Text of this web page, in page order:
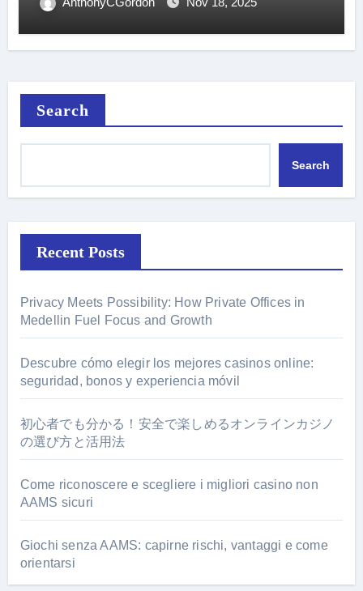
Search
Search
Recent Posts
Privacy Meets Possibility: How Private Offices in
Medellin Fuel Focus and Growth
Descubre cómo elegir los mejores casinos online:
seguridad, bonos y experiencia móvil
初心者でも分かる！安全で楽しめるオンラインカジノ
の選び方と活用法
Come riconoscere e scegliere i migliori casino non
AAMS sicuri
Giochi senza AAMS: capirne rischi, vantaggi e come
orientarsi